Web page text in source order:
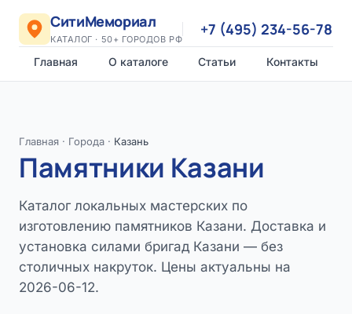
СитиМемориал
КАТАЛОГ · 50+ ГОРОДОВ РФ
Главная О каталоге Статьи Контакты
+7 (495) 234-56-78
Главная · Города · Казань
Памятники Казани
Каталог локальных мастерских по
изготовлению памятников Казани. Доставка и
установка силами бригад Казани — без
столичных накруток. Цены актуальны на
2026-06-12.